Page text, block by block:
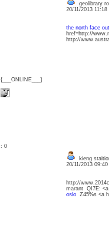
{___ONLINE___}
geolibrary
20/11/2013 11:18
the north face
href=http://
http://
: 0
kieng
20/11/2013
http://
marant QI7E:
osloZ45%s <a